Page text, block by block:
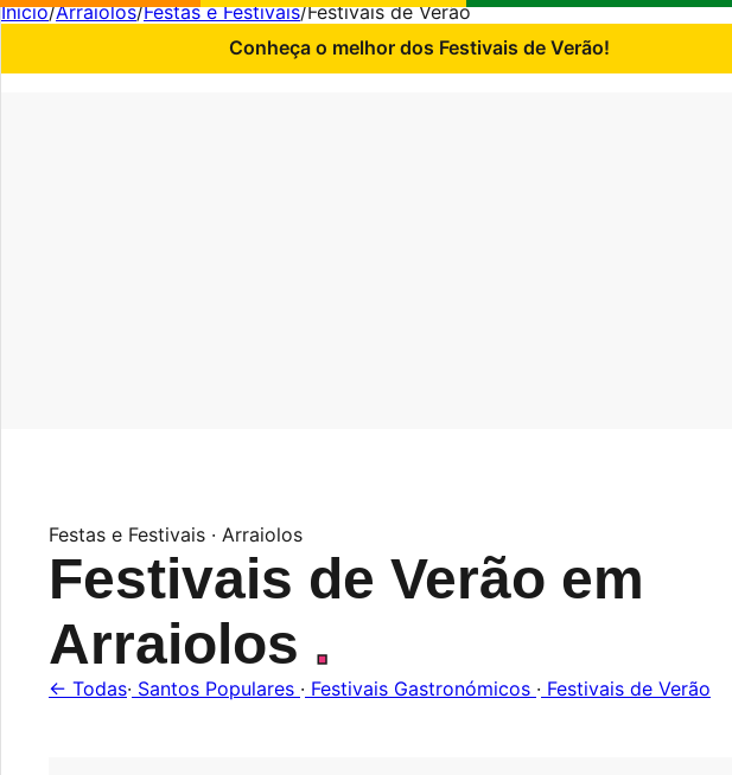
Início/Arraiolos/Festas e Festivais/Festivais de Verão
Conheça o melhor dos Festivais de Verão!
Festas e Festivais · Arraiolos
Festivais de Verão em
Arraiolos .
← Todas· Santos Populares · Festivais Gastronómicos · Festivais de Verão